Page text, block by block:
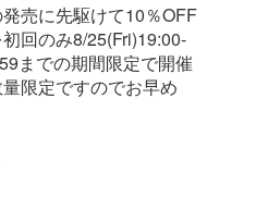
売に先駆けて10％OFF
回のみ8/25(Fri)19:00-
までの期間限定で開催
限定ですのでお早め